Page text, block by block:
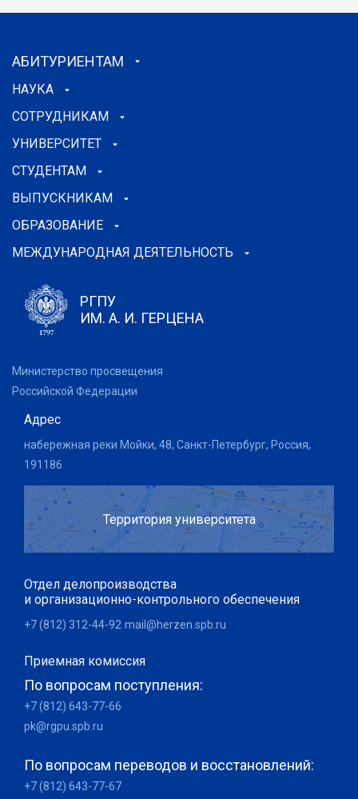
АБИТУРИЕНТАМ
НАУКА
СОТРУДНИКАМ
УНИВЕРСИТЕТ
СТУДЕНТАМ
ВЫПУСКНИКАМ
ОБРАЗОВАНИЕ
МЕЖДУНАРОДНАЯ ДЕЯТЕЛЬНОСТЬ
РГПУ
ИМ. А. И. ГЕРЦЕНА
Министерство просвещения
Российской Федерации
Адрес
набережная реки Мойки, 48, Санкт-Петербург, Россия,
191186
Территория университета
Отдел делопроизводства
и организационно-контрольного обеспечения
+7 (812) 312-44-92 mail@herzen.spb.ru
Приемная комиссия
По вопросам поступления:
+7 (812) 643-77-66
pk@rgpu.spb.ru
По вопросам переводов и восстановлений:
+7 (812) 643-77-67